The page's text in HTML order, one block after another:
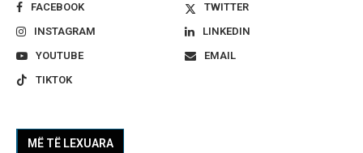
FACEBOOK
TWITTER
INSTAGRAM
LINKEDIN
YOUTUBE
EMAIL
TIKTOK
MË TË LEXUARA